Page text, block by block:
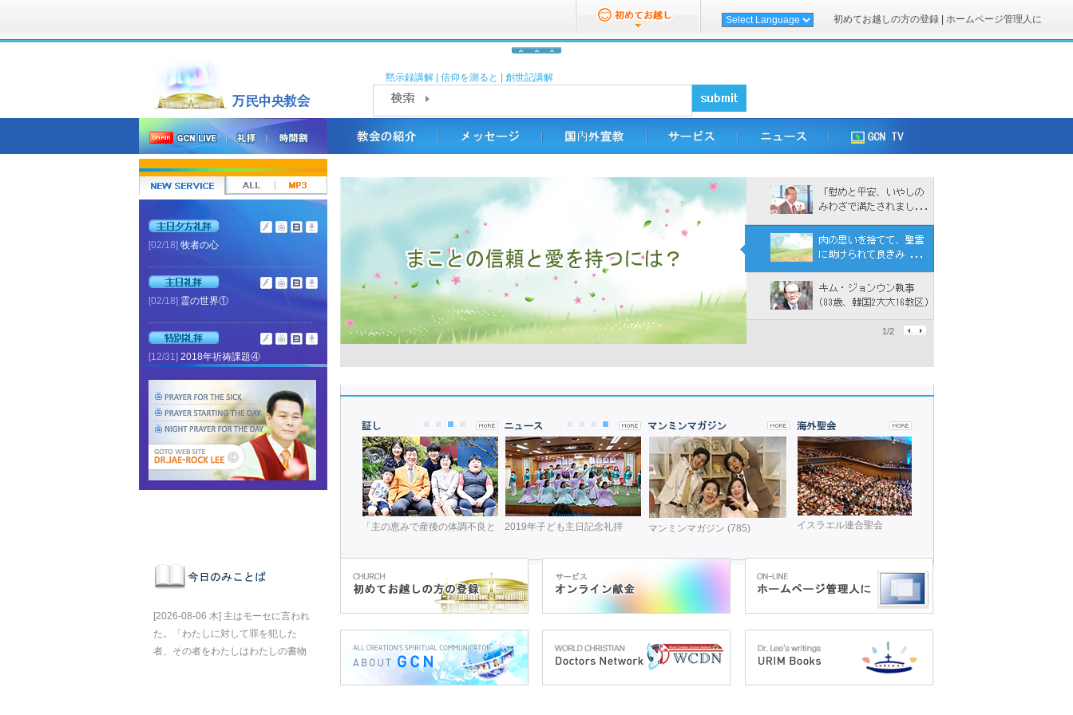
初めてお越しの方の登録 ホームページ管理人に
黙示録講解 信仰を測ると 創世記講解
[02/18] 牧者の心
[02/18] 霊の世界①
[12/31] 2018年祈祷課題④
1/2
「主の恵みで産後の体調不良と 2019年子ども主日記念礼拝 マンミンマガジン (785) イスラエル連合聖会
[2026-08-06 木] 主はモーセに言われ
た。「わたしに対して罪を犯した
者、その者をわたしはわたしの書物